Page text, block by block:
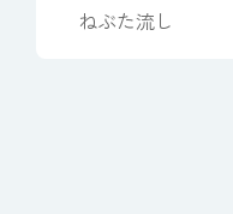
ねぶた流し